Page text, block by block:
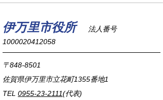
伊万里市役所
法人番号
1000020412058
〒848-8501
佐賀県伊万里市立花町1355番地1
TEL 0955-23-2111(代表)